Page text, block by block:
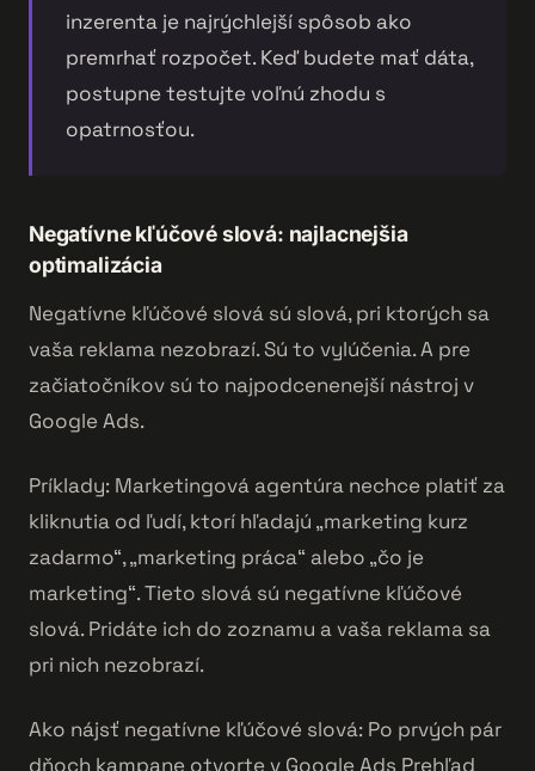
inzerenta je najrýchlejší spôsob ako
premrhať rozpočet. Keď budete mať dáta,
postupne testujte voľnú zhodu s
opatrnosťou.
Negatívne kľúčové slová: najlacnejšia
optimalizácia
Negatívne kľúčové slová sú slová, pri ktorých sa
vaša reklama nezobrazí. Sú to vylúčenia. A pre
začiatočníkov sú to najpodcenenejší nástroj v
Google Ads.
Príklady: Marketingová agentúra nechce platiť za
kliknutia od ľudí, ktorí hľadajú „marketing kurz
zadarmo“, „marketing práca“ alebo „čo je
marketing“. Tieto slová sú negatívne kľúčové
slová. Pridáte ich do zoznamu a vaša reklama sa
pri nich nezobrazí.
Ako nájsť negatívne kľúčové slová: Po prvých pár
dňoch kampane otvorte v Google Ads Prehľad